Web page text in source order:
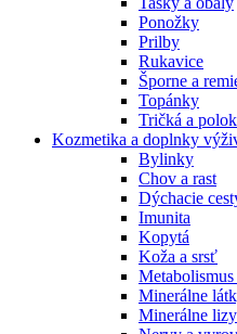
Ponožky
Prilby
Rukavice
Šporne a
Topánky
Tričká a
Kozmetika a doplnky
Bylinky
Chov a rast
Dýchacie
Imunita
Kopytá
Koža a srsť
Minerálne
Minerálne lizy